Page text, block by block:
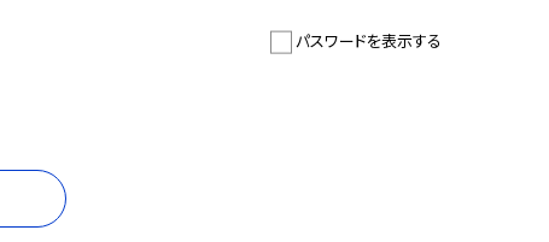
パスワードを表示する